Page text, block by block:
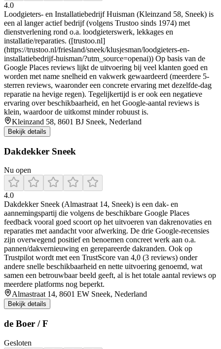
4.0
Loodgieters- en Installatiebedrijf Huisman (Kleinzand 58, Sneek) is
een al langer actief bedrijf (volgens Trustoo sinds 1974) met
dienstverlening rond o.a. loodgieterswerk, lekkages en
installatie/reparaties. ([trustoo.nl]
(https://trustoo.nl/friesland/sneek/klusjesman/loodgieters-en-
installatiebedrijf-huisman/?utm_source=openai)) Op basis van de
Google Places reviews lijkt de uitvoering bij veel klanten goed en
worden met name snelheid en vakwerk gewaardeerd (meerdere 5-
sterren reviews, waaronder een concrete ervaring met dezelfde-dag
reparatie na hevige regen). Tegelijkertijd is er ook een negatieve
ervaring over beschikbaarheid, en het Google-aantal reviews is
klein, waardoor de uitkomst minder robuust is.
Kleinzand 58, 8601 BJ Sneek, Nederland
Bekijk details
Dakdekker Sneek
Nu open
4.0
Dakdekker Sneek (Almastraat 14, Sneek) is een dak- en
aannemingspartij die volgens de beschikbare Google Places
feedback vooral goed scoort op het uitvoeren van dakrenovaties en
reparaties met aandacht voor afwerking. De drie Google-recensies
zijn overwegend positief en benoemen concreet werk aan o.a.
pannen/dakvernieuwing en gerepareerde dakranden. Ook op
Trustpilot wordt met een TrustScore van 4,0 (3 reviews) onder
andere snelle beschikbaarheid en nette uitvoering genoemd, wat
samen een betrouwbaar beeld geeft, al is het totale aantal reviews op
meerdere platforms nog beperkt.
Almastraat 14, 8601 EW Sneek, Nederland
Bekijk details
de Boer / F
Gesloten